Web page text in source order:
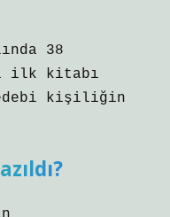
38
ilk kitabı
kişiliğin